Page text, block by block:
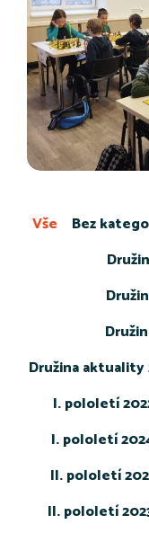
Bez
Družina aktuality
I. pololetí
I. pololetí
II. pololetí
II. pololetí
Vše